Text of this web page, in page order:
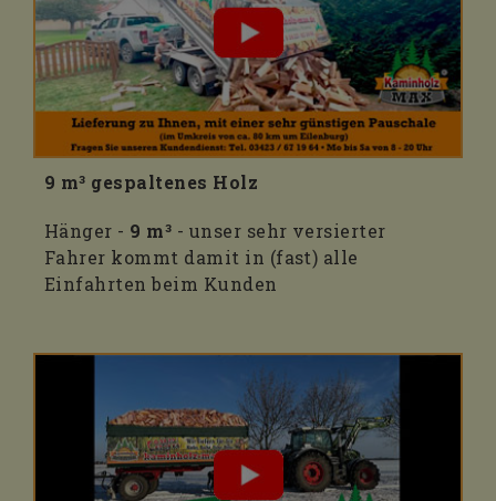
9 m³ gespaltenes Holz
Hänger - 9 m³ - unser sehr versierter
Fahrer kommt damit in (fast) alle
Einfahrten beim Kunden